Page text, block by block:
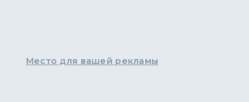
Место для вашей рекламы